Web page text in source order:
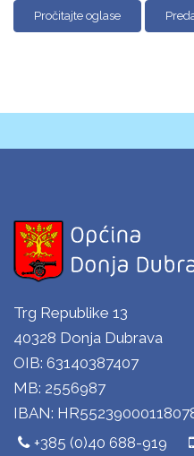
Pročitajte oglase
Trg Republike 13
40328 Donja Dubrava
OIB: 63140387407
MB: 2556987
IBAN:
+385 (0)40 688-919